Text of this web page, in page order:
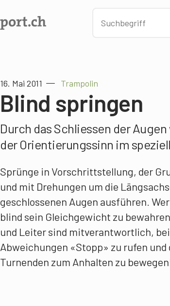
16. Mai 2011 Trampolin
Blind springen
Durch das Schliessen der
der Orientierungssinn im
Sprünge in Vorschrittstellung, der
und mit Drehungen um die
geschlossenen Augen ausführen.
blind sein Gleichgewicht zu
und Leiter sind mitverantwortlich, bei
Abweichungen «Stopp» zu rufen und
Turnenden zum Anhalten zu